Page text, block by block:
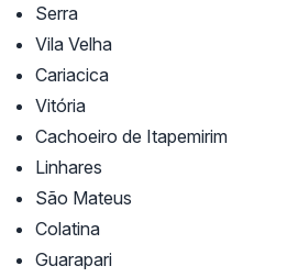
Serra
Vila Velha
Cariacica
Vitória
Cachoeiro de Itapemirim
Linhares
São Mateus
Colatina
Guarapari